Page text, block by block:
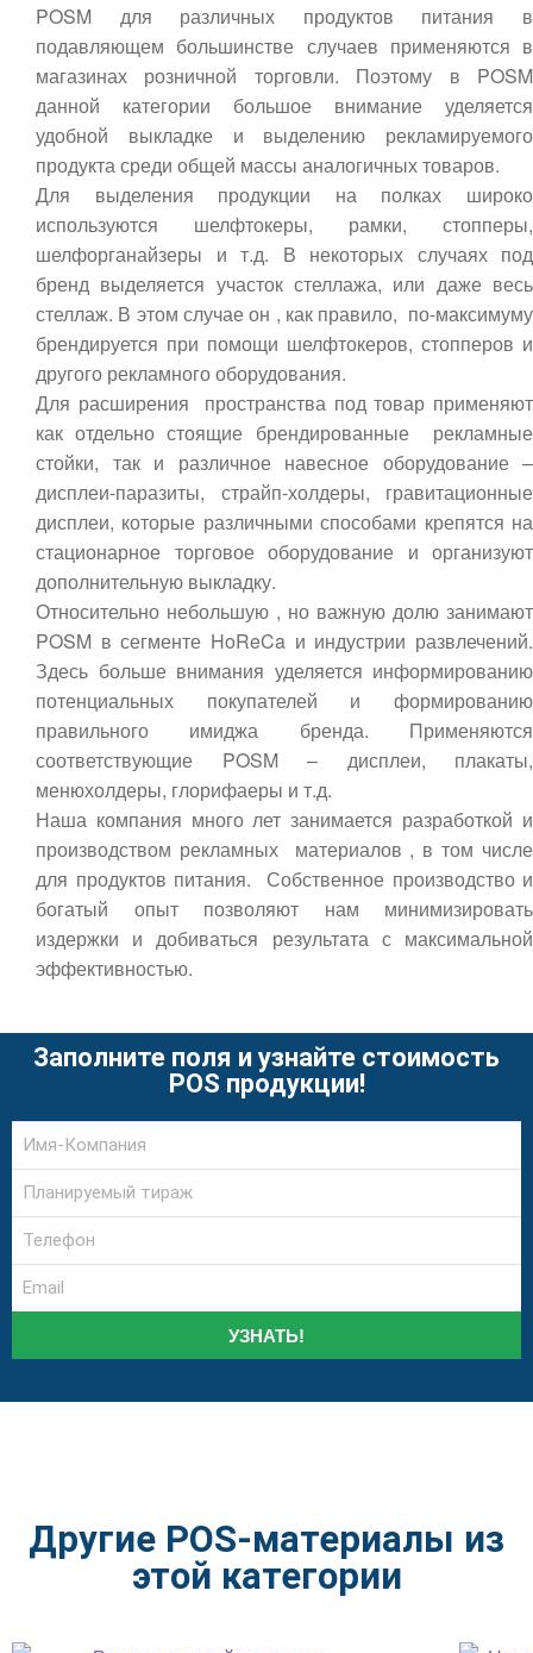
POSM для различных продуктов питания в
подавляющем большинстве случаев применяются в
магазинах розничной торговли. Поэтому в POSM
данной категории большое внимание уделяется
удобной выкладке и выделению рекламируемого
продукта среди общей массы аналогичных товаров.
Для выделения продукции на полках широко
используются шелфтокеры, рамки, стопперы,
шелфорганайзеры и т.д. В некоторых случаях под
бренд выделяется участок стеллажа, или даже весь
стеллаж. В этом случае он , как правило, по-максимуму
брендируется при помощи шелфтокеров, стопперов и
другого рекламного оборудования.
Для расширения пространства под товар применяют
как отдельно стоящие брендированные рекламные
стойки, так и различное навесное оборудование –
дисплеи-паразиты, страйп-холдеры, гравитационные
дисплеи, которые различными способами крепятся на
стационарное торговое оборудование и организуют
дополнительную выкладку.
Относительно небольшую , но важную долю занимают
POSM в сегменте HoReCa и индустрии развлечений.
Здесь больше внимания уделяется информированию
потенциальных покупателей и формированию
правильного имиджа бренда. Применяются
соответствующие POSM – дисплеи, плакаты,
менюхолдеры, глорифаеры и т.д.
Наша компания много лет занимается разработкой и
производством рекламных материалов , в том числе
для продуктов питания. Собственное производство и
богатый опыт позволяют нам минимизировать
издержки и добиваться результата с максимальной
эффективностью.
Заполните поля и узнайте стоимость
POS продукции!
УЗНАТЬ!
Другие POS-материалы из
этой категории